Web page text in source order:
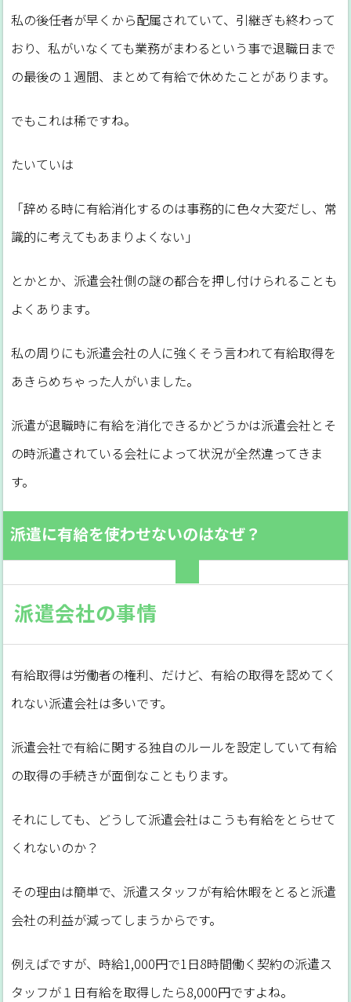
私の後任者が早くから配属されていて、引継ぎも終わって
おり、私がいなくても業務がまわるという事で退職日まで
の最後の１週間、まとめて有給で休めたことがあります。
でもこれは稀ですね。
たいていは
「辞める時に有給消化するのは事務的に色々大変だし、常
識的に考えてもあまりよくない」
とかとか、派遣会社側の謎の都合を押し付けられることも
よくあります。
私の周りにも派遣会社の人に強くそう言われて有給取得を
あきらめちゃった人がいました。
派遣が退職時に有給を消化できるかどうかは派遣会社とそ
の時派遣されている会社によって状況が全然違ってきま
す。
派遣に有給を使わせないのはなぜ？
派遣会社の事情
有給取得は労働者の権利、だけど、有給の取得を認めてく
れない派遣会社は多いです。
派遣会社で有給に関する独自のルールを設定していて有給
の取得の手続きが面倒なこともります。
それにしても、どうして派遣会社はこうも有給をとらせて
くれないのか？
その理由は簡単で、派遣スタッフが有給休暇をとると派遣
会社の利益が減ってしまうからです。
例えばですが、時給1,000円で1日8時間働く契約の派遣ス
タッフが１日有給を取得したら8,000円ですよね。